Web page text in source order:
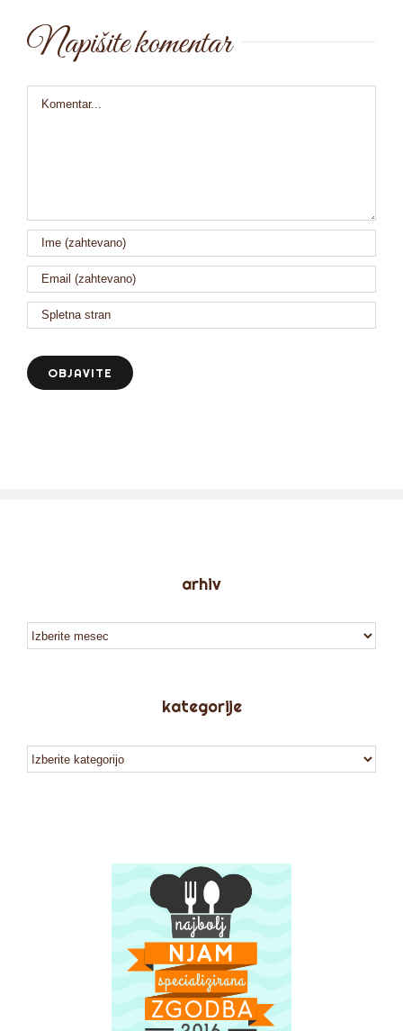
Napišite komentar
Comment
arhiv
arhiv
kategorije
kategorije